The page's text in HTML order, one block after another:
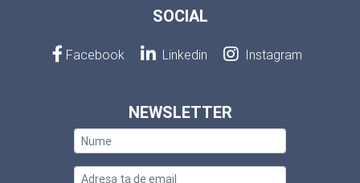
SOCIAL
Facebook Linkedin Instagram
NEWSLETTER